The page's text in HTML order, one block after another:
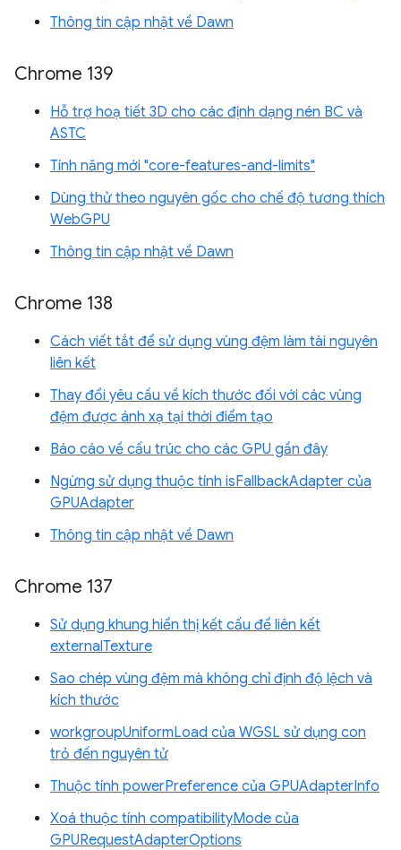
Thông tin cập nhật về Dawn
Chrome 139
Hỗ trợ hoạ tiết 3D cho các định dạng nén BC và
ASTC
Tính năng mới "core-features-and-limits"
Dùng thử theo nguyên gốc cho chế độ tương thích
WebGPU
Thông tin cập nhật về Dawn
Chrome 138
Cách viết tắt để sử dụng vùng đệm làm tài nguyên
liên kết
Thay đổi yêu cầu về kích thước đối với các vùng
đệm được ánh xạ tại thời điểm tạo
Báo cáo về cấu trúc cho các GPU gần đây
Ngừng sử dụng thuộc tính isFallbackAdapter của
GPUAdapter
Thông tin cập nhật về Dawn
Chrome 137
Sử dụng khung hiển thị kết cấu để liên kết
externalTexture
Sao chép vùng đệm mà không chỉ định độ lệch và
kích thước
workgroupUniformLoad của WGSL sử dụng con
trỏ đến nguyên tử
Thuộc tính powerPreference của GPUAdapterInfo
Xoá thuộc tính compatibilityMode của
GPURequestAdapterOptions